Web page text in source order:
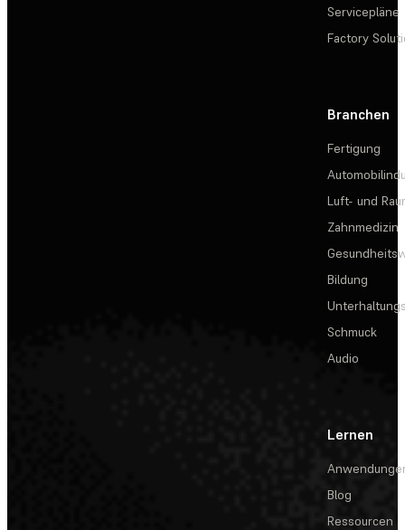
Servicepläne
Factory
Branchen
Fertigung
Luft- und
Zahnmedizin
Bildung
Schmuck
Audio
Lernen
Blog
Ressourcen